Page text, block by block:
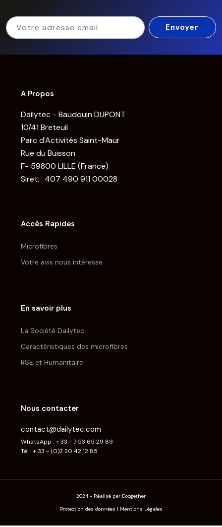
A Propos
Dailytec - Baudouin DUPONT
10/41 Breteuil
Parc d'Activités Saint-Maur
Rue du Buisson
F- 59800 LILLE (France)
Siret: : 407 490 911 00028
Accès Rapides
Microfibres
Votre avis nous intéresse
En savoir plus
La Société Dailytec
Caractéristiques des microfibres
RSE et Humanitaire
Nous contacter
contact@dailytec.com
WhatsApp : + 33 - 7 53 65 29 89
Tél : + 33 - (0)3 20 42 12 85
2024 - Réalisé par Doogether
Protection des données | Mentions Légales